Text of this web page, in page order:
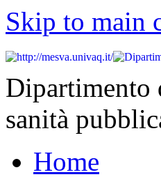
Skip to main
Dipartimento
sanità
Home